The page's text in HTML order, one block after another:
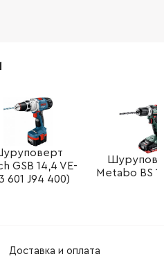
GSB 14,4 VE-
601 J94 400)
Metabo BS
Доставка и оплата